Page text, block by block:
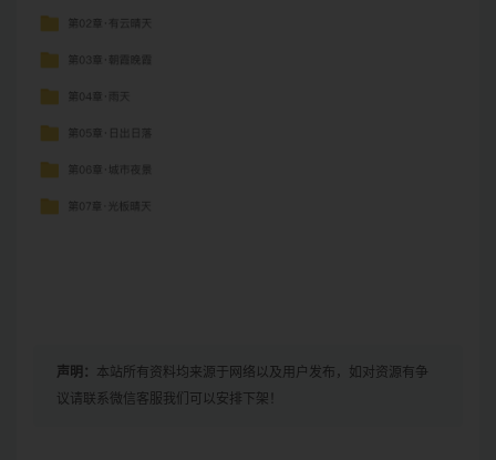
声明： 本站所有资料均来源于网络以及用户发布，如对资源有争
议请联系微信客服我们可以安排下架！